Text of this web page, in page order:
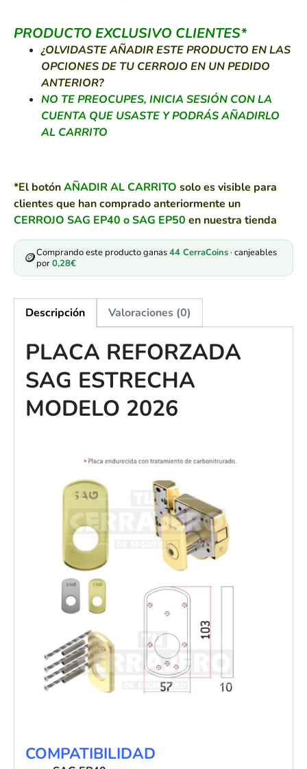
PRODUCTO EXCLUSIVO CLIENTES*
¿OLVIDASTE AÑADIR ESTE PRODUCTO EN LAS
OPCIONES DE TU CERROJO EN UN PEDIDO
ANTERIOR?
NO TE PREOCUPES, INICIA SESIÓN CON LA
CUENTA QUE USASTE Y PODRÁS AÑADIRLO
AL CARRITO
*El botónAÑADIR AL CARRITO solo es visible para
clientes que han comprado anteriormente un
CERROJO SAG EP40 o SAG EP50 en nuestra tienda
🪙Comprando este producto ganas44 CerraCoins· canjeables
por0,28€
Descripción Valoraciones (0)
PLACA REFORZADA
SAG ESTRECHA
MODELO 2026
COMPATIBILIDAD